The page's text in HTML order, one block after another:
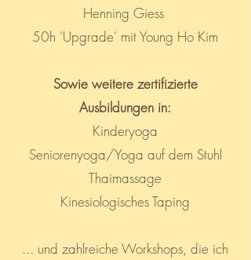
Henning Giess
50h 'Upgrade' mit Young Ho Kim
Sowie weitere zertifizierte
Ausbildungen in:
Kinderyoga
Seniorenyoga/Yoga auf dem Stuhl
Thaimassage
Kinesiologisches Taping
... und zahlreiche Workshops, die ich